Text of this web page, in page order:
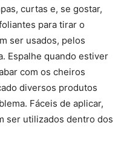
curtas e, se gostar,
para tirar o
ser usados, pelos
Espalhe quando estiver
com os cheiros
diversos produtos
Fáceis de aplicar,
ser utilizados dentro dos